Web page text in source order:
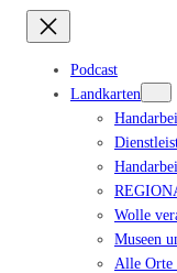
Podcast
Landkarten
Wolle
Museen
Alle Orte